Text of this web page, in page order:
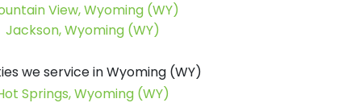
View, Wyoming (WY)
Jackson, Wyoming (WY)
we service in Wyoming (WY)
Springs, Wyoming (WY)